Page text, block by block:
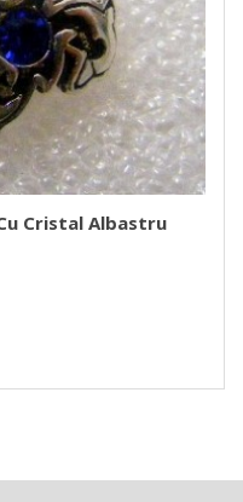
Cristal Albastru